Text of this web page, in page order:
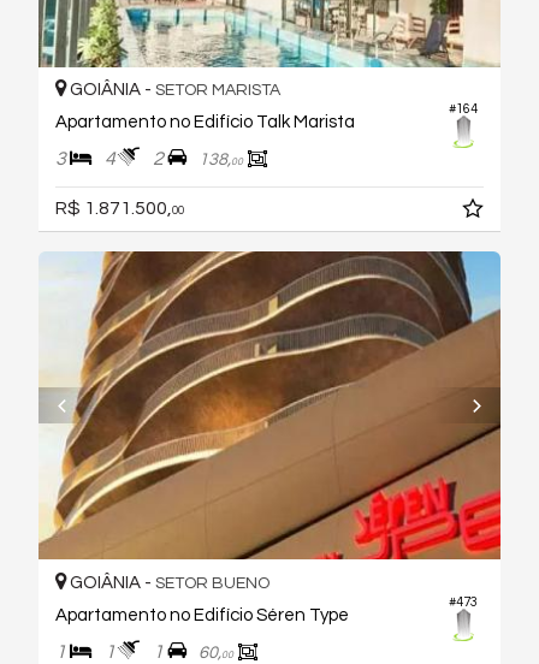
#164
GOIÂNIA - SETOR MARISTA
Apartamento no Edifício Talk Marista
3 4 2 138,00
R$ 1.871.500, 00
#473
GOIÂNIA - SETOR BUENO
Apartamento no Edifício Séren Type
1 1 1 60,00